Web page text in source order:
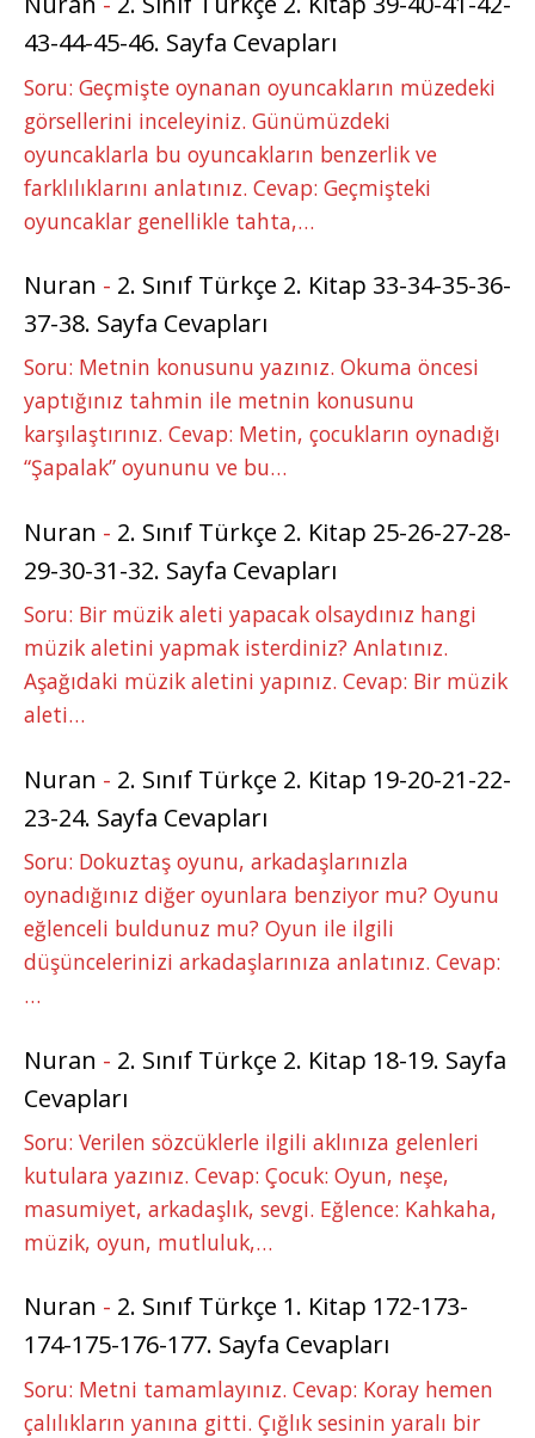
43-44-45-46. Sayfa Cevapları
Soru: Geçmişte oynanan oyuncakların müzedeki
görsellerini inceleyiniz. Günümüzdeki
oyuncaklarla bu oyuncakların benzerlik ve
farklılıklarını anlatınız. Cevap: Geçmişteki
oyuncaklar genellikle tahta,…
Nuran - 2. Sınıf Türkçe 2. Kitap 33-34-35-36-
37-38. Sayfa Cevapları
Soru: Metnin konusunu yazınız. Okuma öncesi
yaptığınız tahmin ile metnin konusunu
karşılaştırınız. Cevap: Metin, çocukların oynadığı
“Şapalak” oyununu ve bu…
Nuran - 2. Sınıf Türkçe 2. Kitap 25-26-27-28-
29-30-31-32. Sayfa Cevapları
Soru: Bir müzik aleti yapacak olsaydınız hangi
müzik aletini yapmak isterdiniz? Anlatınız.
Aşağıdaki müzik aletini yapınız. Cevap: Bir müzik
aleti…
Nuran - 2. Sınıf Türkçe 2. Kitap 19-20-21-22-
23-24. Sayfa Cevapları
Soru: Dokuztaş oyunu, arkadaşlarınızla
oynadığınız diğer oyunlara benziyor mu? Oyunu
eğlenceli buldunuz mu? Oyun ile ilgili
düşüncelerinizi arkadaşlarınıza anlatınız. Cevap:
…
Nuran - 2. Sınıf Türkçe 2. Kitap 18-19. Sayfa
Cevapları
Soru: Verilen sözcüklerle ilgili aklınıza gelenleri
kutulara yazınız. Cevap: Çocuk: Oyun, neşe,
masumiyet, arkadaşlık, sevgi. Eğlence: Kahkaha,
müzik, oyun, mutluluk,…
Nuran - 2. Sınıf Türkçe 1. Kitap 172-173-
174-175-176-177. Sayfa Cevapları
Soru: Metni tamamlayınız. Cevap: Koray hemen
çalılıkların yanına gitti. Çığlık sesinin yaralı bir